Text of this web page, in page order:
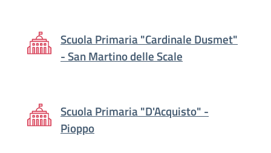
Scuola Primaria "Cardinale Dusmet"
- San Martino delle Scale
Scuola Primaria "D'Acquisto" -
Pioppo